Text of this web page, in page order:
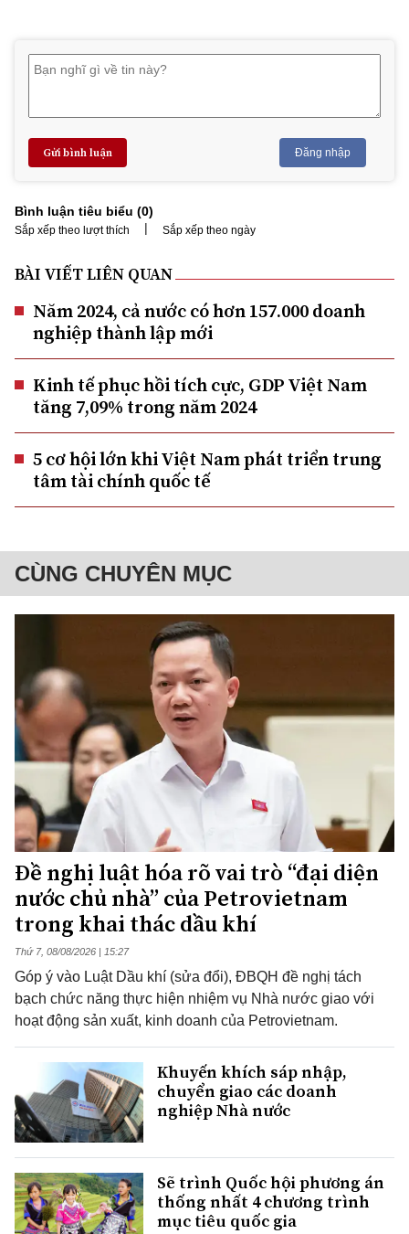
Gửi bình luận Đăng nhập
Bình luận tiêu biểu (0)
Sắp xếp theo lượt thích | Sắp xếp theo ngày
BÀI VIẾT LIÊN QUAN
Năm 2024, cả nước có hơn 157.000 doanh
nghiệp thành lập mới
Kinh tế phục hồi tích cực, GDP Việt Nam
tăng 7,09% trong năm 2024
5 cơ hội lớn khi Việt Nam phát triển trung
tâm tài chính quốc tế
CÙNG CHUYÊN MỤC
Đề nghị luật hóa rõ vai trò “đại diện
nước chủ nhà” của Petrovietnam
trong khai thác dầu khí
Thứ 7, 08/08/2026 | 15:27
Góp ý vào Luật Dầu khí (sửa đổi), ĐBQH đề nghị tách
bạch chức năng thực hiện nhiệm vụ Nhà nước giao với
hoạt động sản xuất, kinh doanh của Petrovietnam.
Khuyến khích sáp nhập,
chuyển giao các doanh
nghiệp Nhà nước
Sẽ trình Quốc hội phương án
thống nhất 4 chương trình
mục tiêu quốc gia